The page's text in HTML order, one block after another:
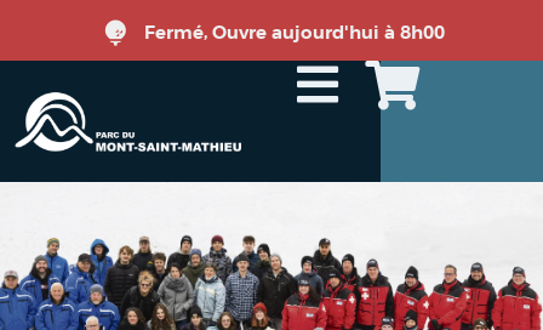
Fermé, Ouvre aujourd'hui à 8h00